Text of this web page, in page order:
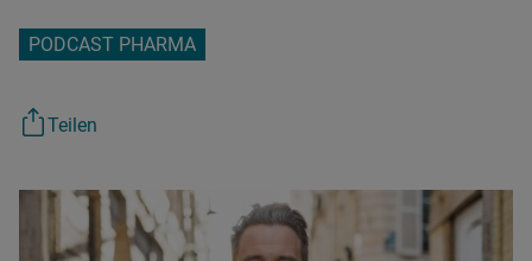
PODCAST PHARMA
Teilen